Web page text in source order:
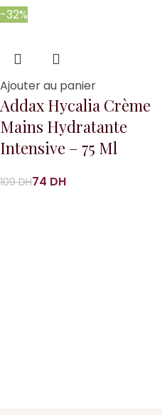
-32%
Ajouter au panier
Addax Hycalia Crème
Mains Hydratante
Intensive – 75 Ml
109DH74 DH